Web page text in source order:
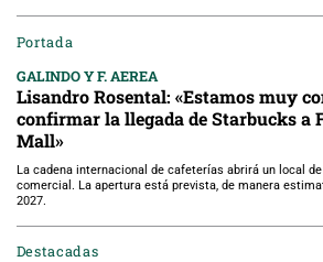
Portada
GALINDO Y F. AEREA
Lisandro Rosental: «Estamos muy
confirmar la llegada de Starbucks a
Mall»
La cadena internacional de cafeterías abrirá un local
comercial. La apertura está prevista, de manera
2027.
Destacadas